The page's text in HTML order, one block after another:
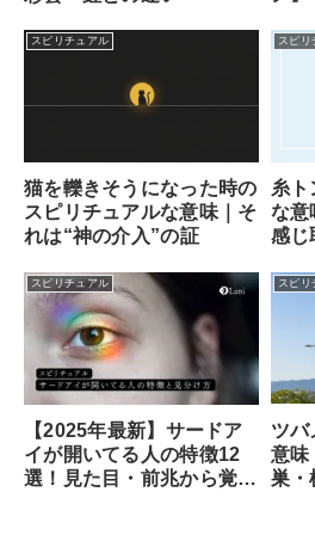
スピリチュアル
猫を轢きそうになった時の
スピリチュアルな意味｜そ
れは“神の介入”の証
スピリ
糸
な意
感じ
スピリチュアル
【2025年最新】サードア
イが開いてる人の特徴12
選！見た目・前兆から覚醒
スピリ
ツバ
意味
巣・